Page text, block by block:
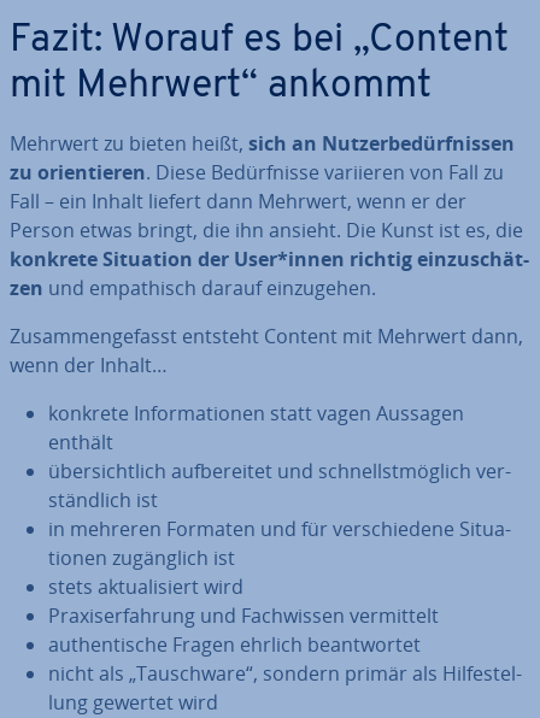
Fazit: Worauf es bei „Content
mit Mehrwert“ ankommt
Mehrwert zu bieten heißt, sich an Nut­zer­be­dürf­nis­sen
zu ori­en­tie­ren. Diese Be­dürf­nis­se variieren von Fall zu
Fall – ein Inhalt liefert dann Mehrwert, wenn er der
Person etwas bringt, die ihn ansieht. Die Kunst ist es, die
konkrete Situation der User*innen richtig ein­zu­schät­
zen und em­pa­thisch darauf ein­zu­ge­hen.
Zu­sam­men­ge­fasst entsteht Content mit Mehrwert dann,
wenn der Inhalt…
konkrete In­for­ma­tio­nen statt vagen Aussagen
enthält
über­sicht­lich auf­be­rei­tet und schnellst­mög­lich ver­
ständ­lich ist
in mehreren Formaten und für ver­schie­de­ne Si­tua­
tio­nen zu­gäng­lich ist
stets ak­tua­li­siert wird
Pra­xis­er­fah­rung und Fach­wis­sen ver­mit­telt
au­then­ti­sche Fragen ehrlich be­ant­wor­tet
nicht als „Tausch­wa­re“, sondern primär als Hil­fe­stel­
lung gewertet wird